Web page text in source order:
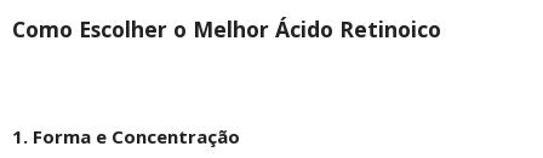
Como Escolher o Melhor Ácido Retinoico
1. Forma e Concentração